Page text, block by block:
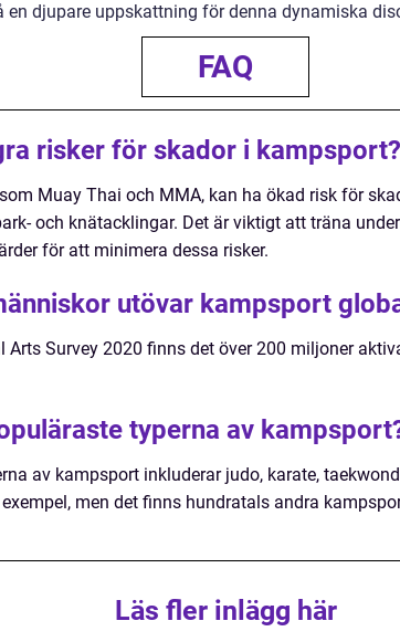
en djupare uppskattning för denna dynamiska
FAQ
risker för skador i kampsport?
Muay Thai och MMA, kan ha ökad risk för
och knätacklingar. Det är viktigt att träna
för att minimera dessa risker.
utövar kampsport
Arts Survey 2020 finns det över 200 miljoner
typerna av
av kampsport inkluderar judo, karate,
men det finns hundratals andra
Läs fler inlägg här